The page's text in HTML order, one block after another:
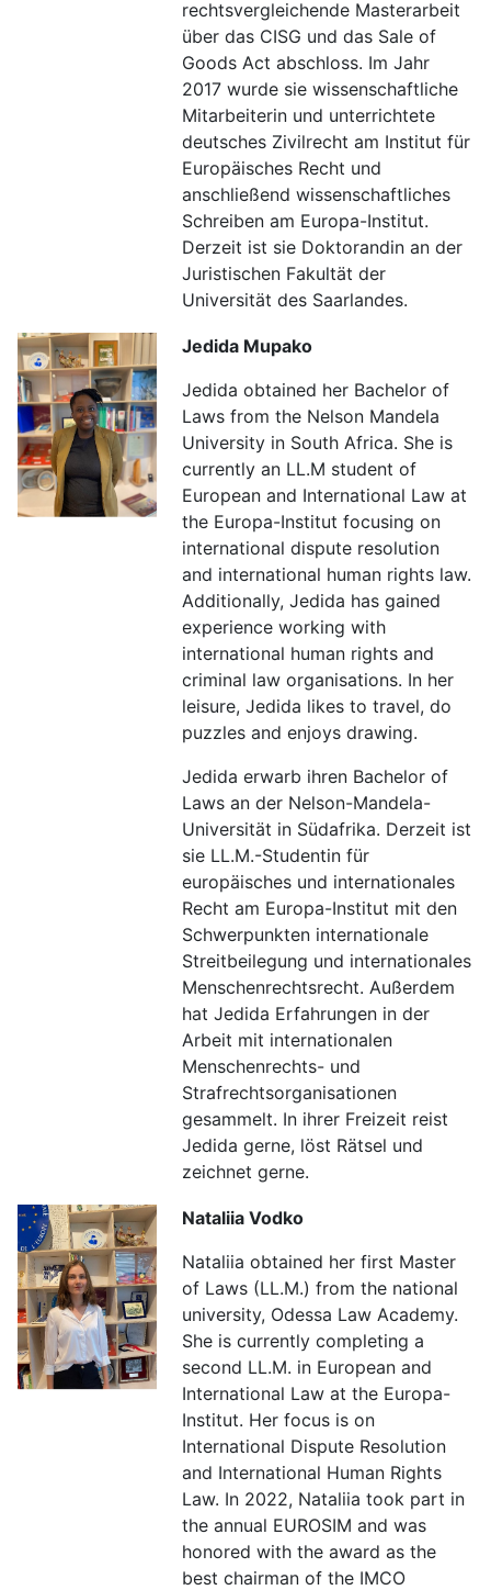
rechtsvergleichende Masterarbeit
über das CISG und das Sale of
Goods Act abschloss. Im Jahr
2017 wurde sie wissenschaftliche
Mitarbeiterin und unterrichtete
deutsches Zivilrecht am Institut für
Europäisches Recht und
anschließend wissenschaftliches
Schreiben am Europa-Institut.
Derzeit ist sie Doktorandin an der
Juristischen Fakultät der
Universität des Saarlandes.
Jedida Mupako
Jedida obtained her Bachelor of
Laws from the Nelson Mandela
University in South Africa. She is
currently an LL.M student of
European and International Law at
the Europa-Institut focusing on
international dispute resolution
and international human rights law.
Additionally, Jedida has gained
experience working with
international human rights and
criminal law organisations. In her
leisure, Jedida likes to travel, do
puzzles and enjoys drawing.
Jedida erwarb ihren Bachelor of
Laws an der Nelson-Mandela-
Universität in Südafrika. Derzeit ist
sie LL.M.-Studentin für
europäisches und internationales
Recht am Europa-Institut mit den
Schwerpunkten internationale
Streitbeilegung und internationales
Menschenrechtsrecht. Außerdem
hat Jedida Erfahrungen in der
Arbeit mit internationalen
Menschenrechts- und
Strafrechtsorganisationen
gesammelt. In ihrer Freizeit reist
Jedida gerne, löst Rätsel und
zeichnet gerne.
Nataliia Vodko
Nataliia obtained her first Master
of Laws (LL.M.) from the national
university, Odessa Law Academy.
She is currently completing a
second LL.M. in European and
International Law at the Europa-
Institut. Her focus is on
International Dispute Resolution
and International Human Rights
Law. In 2022, Nataliia took part in
the annual EUROSIM and was
honored with the award as the
best chairman of the IMCO